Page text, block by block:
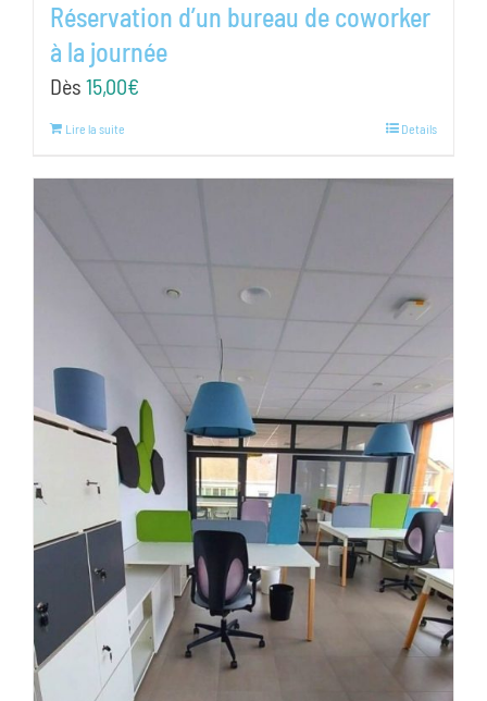
Réservation d’un bureau de coworker
à la journée
Dès 15,00€
Lire la suite Details